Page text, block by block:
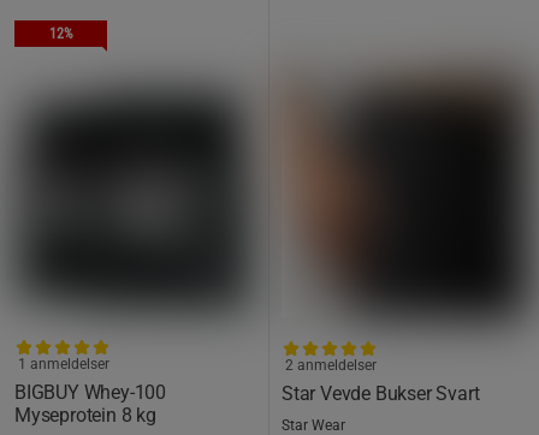
12%
BIGBUY Whey-100
Myseprotein 8 kg
1 anmeldelser
Star Vevde Bukser Svart
2 anmeldelser
Star Wear